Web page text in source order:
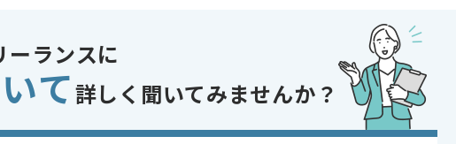
をお持ちであれば申し込み可能なケースもございます！まずはお気軽にご相談ください！
新規開発
基幹業務システム
参画実績あり , 20代活躍中 , 30代活躍中 , 長期プロジェクト , 40代活躍中 , LAMP ,
ーランスに
て 詳しく聞いてみませんか？